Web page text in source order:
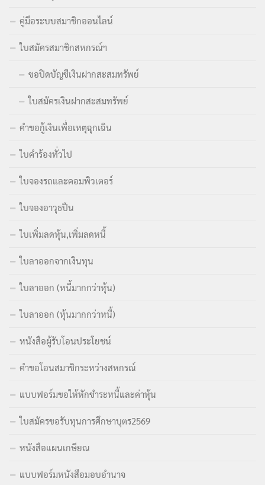
คู่มือระบบสมาชิกออนไลน์
ใบสมัครสมาชิกสหกรณ์ฯ
ขอปิดบัญชีเงินฝากสะสมทรัพย์
ใบสมัครเงินฝากสะสมทรัพย์
คำขอกู้เงินเพื่อเหตุฉุกเฉิน
ใบคำร้องทั่วไป
ใบจองรถและคอมพิวเตอร์
ใบจองอาวุธปืน
ใบเพิ่มลดหุ้น,เพิ่มลดหนี้
ใบลาออกจากเงินทุน
ใบลาออก (หนี้มากกว่าหุ้น)
ใบลาออก (หุ้นมากกว่าหนี้)
หนังสือผู้รับโอนประโยชน์
คำขอโอนสมาชิกระหว่างสหกรณ์
แบบฟอร์มขอให้หักชำระหนี้และค่าหุ้น
ใบสมัครขอรับทุนการศึกษาบุตร2569
หนังสือแผนเกษียณ
แบบฟอร์มหนังสือมอบอำนาจ